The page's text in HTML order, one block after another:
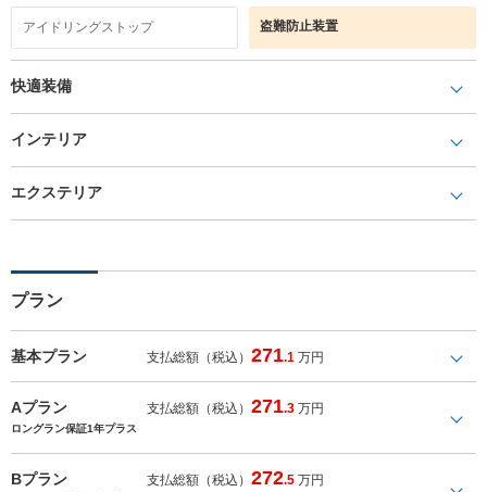
アイドリングストップ 盗難防止装置
快適装備
インテリア
エクステリア
プラン
基本プラン 支払総額（税込）271.1 万円
Aプラン 支払総額（税込）271.3 万円
ロングラン保証1年プラス
Bプラン 支払総額（税込）272.5 万円